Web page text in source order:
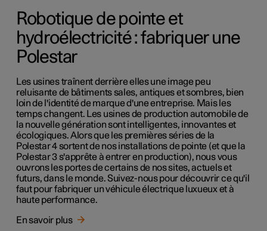
Robotique de pointe et
hydroélectricité : fabriquer une
Polestar
Les usines traînent derrière elles une image peu
reluisante de bâtiments sales, antiques et sombres, bien
loin de l'identité de marque d'une entreprise. Mais les
temps changent. Les usines de production automobile de
la nouvelle génération sont intelligentes, innovantes et
écologiques. Alors que les premières séries de la
Polestar 4 sortent de nos installations de pointe (et que la
Polestar 3 s'apprête à entrer en production), nous vous
ouvrons les portes de certains de nos sites, actuels et
futurs, dans le monde. Suivez-nous pour découvrir ce qu'il
faut pour fabriquer un véhicule électrique luxueux et à
haute performance.
En savoir plus